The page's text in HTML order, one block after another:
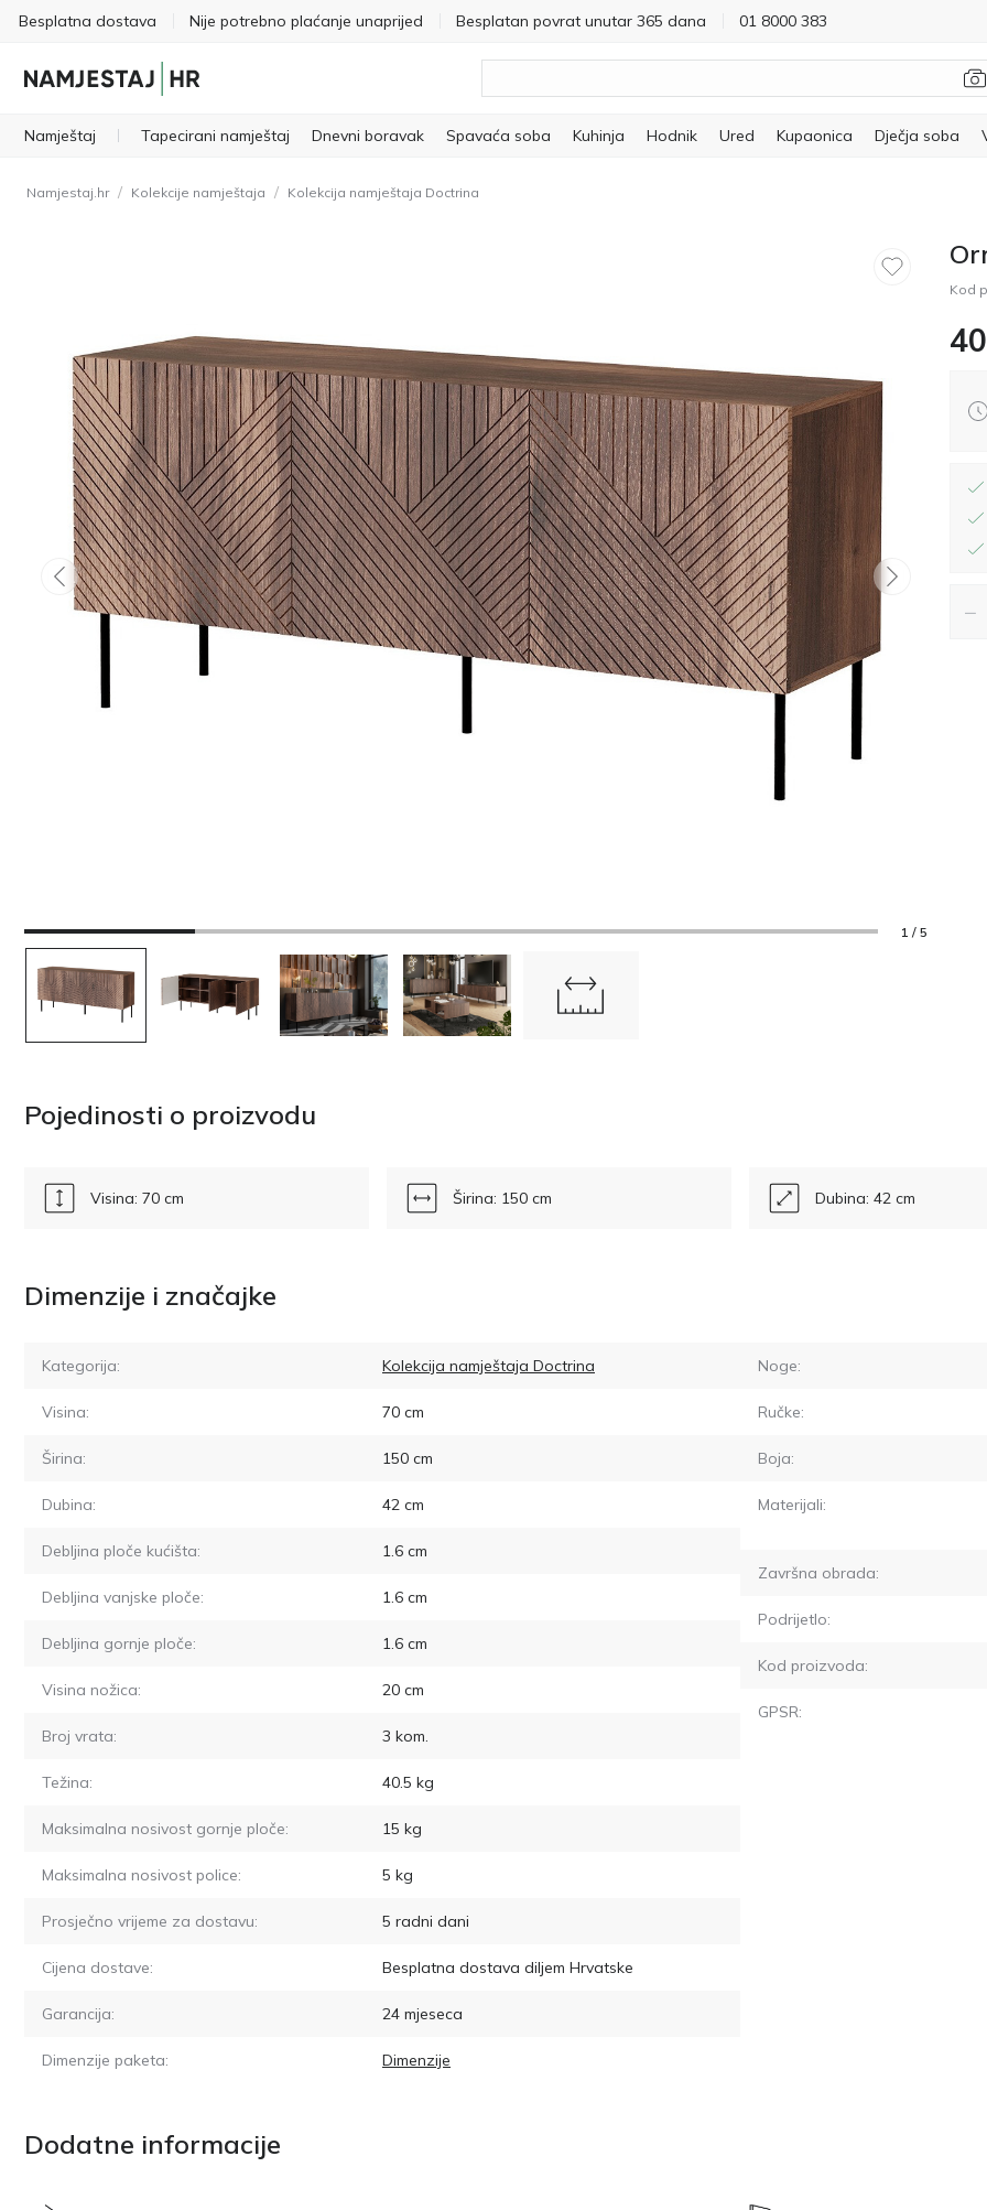
Besplatna dostava Nije potrebno plaćanje unaprijed Besplatan povrat unutar 365 dana 01 8000 383
Namještaj Tapecirani namještaj Dnevni boravak Spavaća soba Kuhinja Hodnik Ured Kupaonica Dječja soba
Namjestaj.hr / Kolekcije namještaja / Kolekcija namještaja Doctrina
1 / 5
Kod
−
Pojedinosti o proizvodu
Visina: 70 cm Širina: 150 cm Dubina: 42 cm
Dimenzije i značajke
Kategorija: Kolekcija namještaja Doctrina
Visina: 70 cm
Širina: 150 cm
Dubina: 42 cm
Debljina ploče kućišta: 1.6 cm
Debljina vanjske ploče: 1.6 cm
Debljina gornje ploče: 1.6 cm
Visina nožica: 20 cm
Broj vrata: 3 kom.
Težina: 40.5 kg
Maksimalna nosivost gornje ploče: 15 kg
Maksimalna nosivost police: 5 kg
Prosječno vrijeme za dostavu: 5 radni dani
Cijena dostave: Besplatna dostava diljem Hrvatske
Garancija: 24 mjeseca
Dimenzije paketa: Dimenzije
Noge:
Ručke:
Boja:
Materijali:
Završna obrada:
Podrijetlo:
Kod proizvoda:
GPSR:
Dodatne informacije